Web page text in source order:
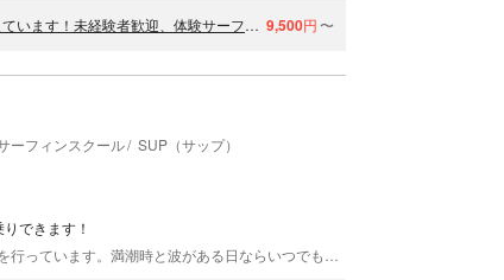
【沖縄・北谷】国際大会優勝プロサーファー在籍店・楽しく丁寧に教えています！未経験者歓迎、体験サーフィン※写真付き 9,500円 〜
ーフィンスクール
SUP（サップ）
できます！